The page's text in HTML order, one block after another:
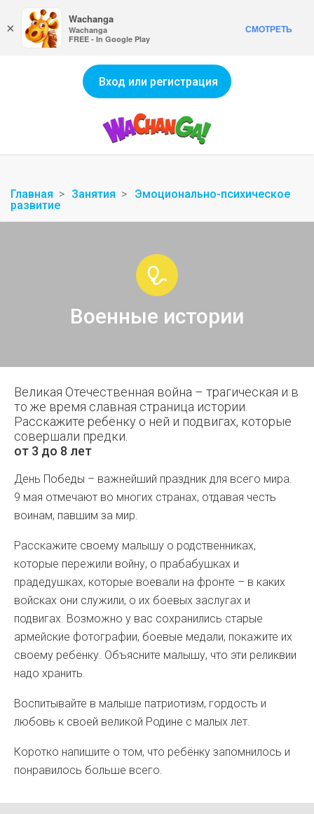
Вход или регистрация
Главная Занятия
Эмоционально-психическое
развитие
Военные истории
Великая Отечественная война – трагическая и в
то же время славная страница истории.
Расскажите ребёнку о ней и подвигах, которые
совершали предки.
от 3 до 8 лет
День Победы – важнейший праздник для всего мира.
9 мая отмечают во многих странах, отдавая честь
воинам, павшим за мир.
Расскажите своему малышу о родственниках,
которые пережили войну, о прабабушках и
прадедушках, которые воевали на фронте – в каких
войсках они служили, о их боевых заслугах и
подвигах. Возможно у вас сохранились старые
армейские фотографии, боевые медали, покажите их
своему ребёнку. Объясните малышу, что эти реликвии
надо хранить.
Воспитывайте в малыше патриотизм, гордость и
любовь к своей великой Родине с малых лет.
Коротко напишите о том, что ребёнку запомнилось и
понравилось больше всего.
×
Wachanga
Wachanga
FREE - In Google Play
СМОТРЕТЬ